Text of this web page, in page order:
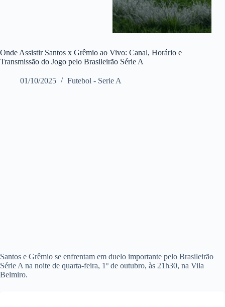
Onde Assistir Santos x Grêmio ao Vivo: Canal, Horário e
Transmissão do Jogo pelo Brasileirão Série A
01/10/2025 Futebol - Serie A
Santos e Grêmio se enfrentam em duelo importante pelo Brasileirão
Série A na noite de quarta-feira, 1º de outubro, às 21h30, na Vila
Belmiro.